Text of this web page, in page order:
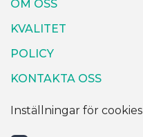
OM OSS
KVALITET
POLICY
KONTAKTA OSS
Inställningar för cookies